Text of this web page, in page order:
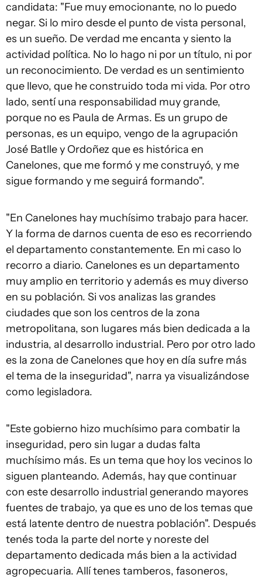
candidata: "Fue muy emocionante, no lo puedo
negar. Si lo miro desde el punto de vista personal,
es un sueño. De verdad me encanta y siento la
actividad política. No lo hago ni por un título, ni por
un reconocimiento. De verdad es un sentimiento
que llevo, que he construido toda mi vida. Por otro
lado, sentí una responsabilidad muy grande,
porque no es Paula de Armas. Es un grupo de
personas, es un equipo, vengo de la agrupación
José Batlle y Ordoñez que es histórica en
Canelones, que me formó y me construyó, y me
sigue formando y me seguirá formando".
"En Canelones hay muchísimo trabajo para hacer.
Y la forma de darnos cuenta de eso es recorriendo
el departamento constantemente. En mi caso lo
recorro a diario. Canelones es un departamento
muy amplio en territorio y además es muy diverso
en su población. Si vos analizas las grandes
ciudades que son los centros de la zona
metropolitana, son lugares más bien dedicada a la
industria, al desarrollo industrial. Pero por otro lado
es la zona de Canelones que hoy en día sufre más
el tema de la inseguridad", narra ya visualizándose
como legisladora.
"Este gobierno hizo muchísimo para combatir la
inseguridad, pero sin lugar a dudas falta
muchísimo más. Es un tema que hoy los vecinos lo
siguen planteando. Además, hay que continuar
con este desarrollo industrial generando mayores
fuentes de trabajo, ya que es uno de los temas que
está latente dentro de nuestra población". Después
tenés toda la parte del norte y noreste del
departamento dedicada más bien a la actividad
agropecuaria. Allí tenes tamberos, fasoneros,